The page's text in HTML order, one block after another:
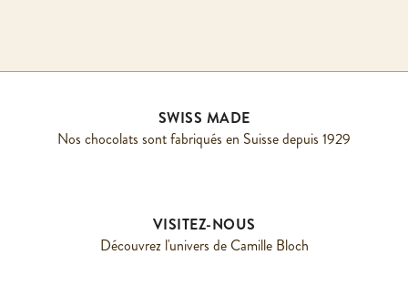
SWISS MADE
Nos chocolats sont fabriqués en Suisse depuis 1929
VISITEZ-NOUS
Découvrez l'univers de Camille Bloch